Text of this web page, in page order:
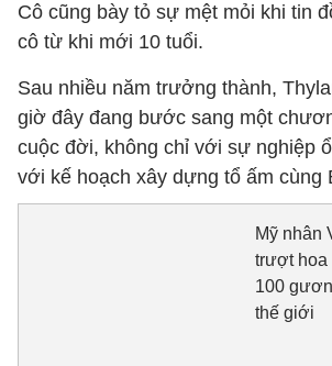
Cô cũng bày tỏ sự mệt mỏi khi tin
cô từ khi mới 10 tuổi.
Sau nhiều năm trưởng thành,
giờ đây đang bước sang một
cuộc đời, không chỉ với sự nghiệp
với kế hoạch xây dựng tổ ấm cùng
Mỹ nhân
trượt hoa
100
thế giới